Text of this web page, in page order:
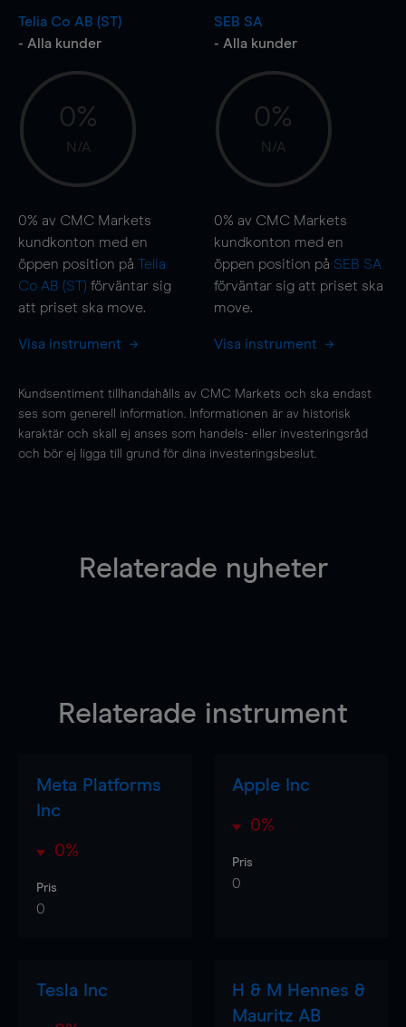
Telia Co AB (ST)
- Alla kunder
0%
N/A
0% av CMC Markets
kundkonton med en
öppen position på Telia
Co AB (ST) förväntar sig
att priset ska move.
Visa instrument
SEB SA
- Alla kunder
0%
N/A
0% av CMC Markets
kundkonton med en
öppen position på SEB SA
förväntar sig att priset ska
move.
Visa instrument
Kundsentiment tillhandahålls av CMC Markets och ska endast
ses som generell information. Informationen är av historisk
karaktär och skall ej anses som handels- eller investeringsråd
och bör ej ligga till grund för dina investeringsbeslut.
Relaterade nyheter
Relaterade instrument
Meta Platforms
Inc
0%
Pris
0
Apple Inc
0%
Pris
0
Tesla Inc
H & M Hennes &
Mauritz AB